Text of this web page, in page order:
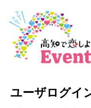
ユーザログイ